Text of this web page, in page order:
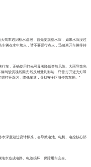
驾车遇到积水路段，首先要观察水深，如果水深没过
辆在水中熄火，请不要强行点火，迅速离开车辆等待
车，正确使用灯光可显著降低事故风险。大雨导致光
驾驶员视线因光线反射受到影响，只需打开近光灯即
打开双闪，降低车速，寻找安全区域停靠车辆。”
深度超过设计标准，会导致电池、电机、电控核心部
水造成电路、电池损坏，保障用车安全。